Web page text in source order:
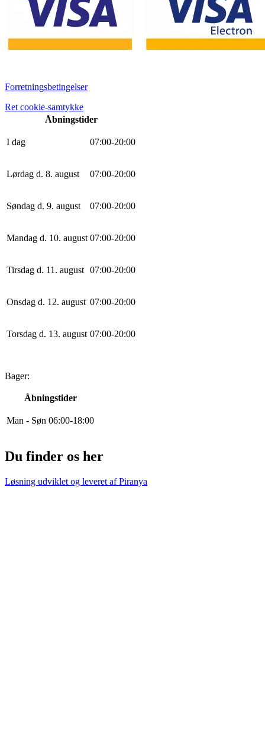
Forretningsbetingelser
Ret cookie-samtykke
Åbningstider
I dag 07:00-20:00
Lørdag d. 8. august 07:00-20:00
Søndag d. 9. august 07:00-20:00
Mandag d. 10. august 07:00-20:00
Tirsdag d. 11. august 07:00-20:00
Onsdag d. 12. august 07:00-20:00
Torsdag d. 13. august 07:00-20:00
Bager:
Åbningstider
Man - Søn 06:00-18:00
Du finder os her
Løsning udviklet og leveret afPiranya